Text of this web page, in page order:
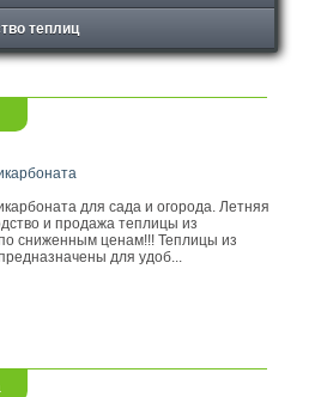
теплиц
для сада и огорода. Летняя
и продажа теплицы из
сниженным ценам!!! Теплицы из
для удоб...